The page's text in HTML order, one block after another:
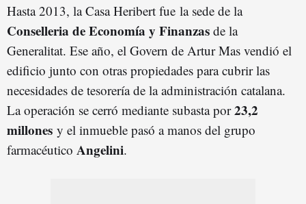
Hasta 2013, la Casa Heribert fue la sede de la
Conselleria de Economía y Finanzas de la
Generalitat. Ese año, el Govern de Artur Mas vendió el
edificio junto con otras propiedades para cubrir las
necesidades de tesorería de la administración catalana.
La operación se cerró mediante subasta por23,2
millones y el inmueble pasó a manos del grupo
farmacéutico Angelini.